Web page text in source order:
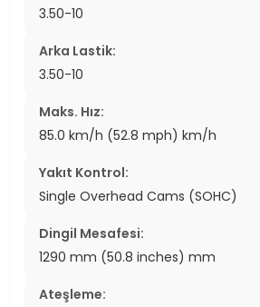
3.50-10
Arka Lastik:
3.50-10
Maks. Hız:
85.0 km/h (52.8 mph) km/h
Yakıt Kontrol:
Single Overhead Cams (SOHC)
Dingil Mesafesi:
1290 mm (50.8 inches) mm
Ateşleme: